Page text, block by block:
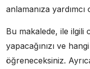
anlamanıza yardımcı
Bu makalede, ile ilgili
yapacağınızı ve
öğreneceksiniz.